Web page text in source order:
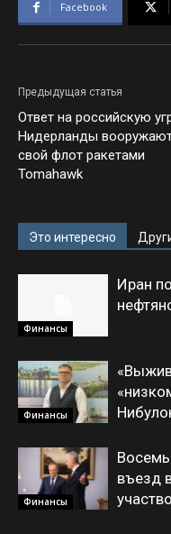
Facebook
Предыдущая статья
Ответ на российскую
Нидерланды
свой флот ракетами
Tomahawk
Это интересно
Финансы
Иран
Финансы
Финансы
Восемь
въезд